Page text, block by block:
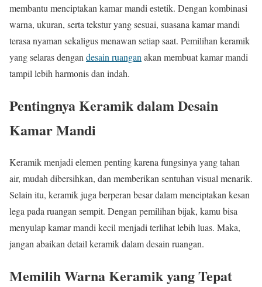
membantu menciptakan kamar mandi estetik. Dengan kombinasi
warna, ukuran, serta tekstur yang sesuai, suasana kamar mandi
terasa nyaman sekaligus menawan setiap saat. Pemilihan keramik
yang selaras dengan desain ruangan akan membuat kamar mandi
tampil lebih harmonis dan indah.
Pentingnya Keramik dalam Desain
Kamar Mandi
Keramik menjadi elemen penting karena fungsinya yang tahan
air, mudah dibersihkan, dan memberikan sentuhan visual menarik.
Selain itu, keramik juga berperan besar dalam menciptakan kesan
lega pada ruangan sempit. Dengan pemilihan bijak, kamu bisa
menyulap kamar mandi kecil menjadi terlihat lebih luas. Maka,
jangan abaikan detail keramik dalam desain ruangan.
Memilih Warna Keramik yang Tepat